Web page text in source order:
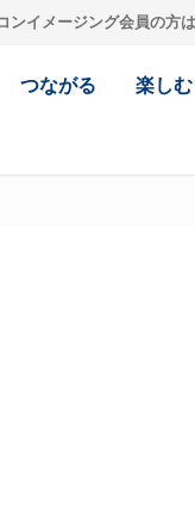
ンイメージング会員の方は
つながる 楽しむ